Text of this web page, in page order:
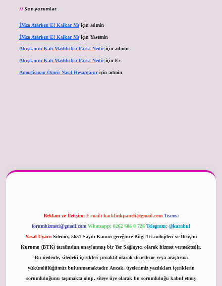
Son yorumlar
İMza Atarken El Kalkar Mıiçin admin
İMza Atarken El Kalkar Mıiçin Yasemin
Akışkanın Katı Maddeden Farkı Nediriçin admin
Akışkanın Katı Maddeden Farkı Nediriçin Er
Amortisman Ömrü Nasıl Hesaplanıriçin admin
Reklam ve İletişim: E-mail: backlinkpaneli@gmail.com Teams:
forumhizmeti@gmail.com Whatsapp: 0262 606 0 726 Telegram: @karabul
Yasal Uyarı: Sitemiz, 5651 Sayılı Kanun gereğince Bilgi Teknolojileri ve İletişim
Kurumu (BTK) tarafından onaylanmış bir Yer Sağlayıcı olarak hizmet vermektedir.
Bu nedenle, sitedeki içerikleri proaktif olarak denetleme veya araştırma
yükümlülüğümüz bulunmamaktadır. Ancak, üyelerimiz yazdıkları içeriklerin
sorumluluğunu taşımakta olup, siteye üye olarak bu sorumluluğu kabul etmiş